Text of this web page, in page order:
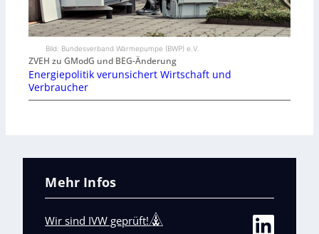
Bild: Bundesverband Wärmepumpe (BWP) e.V.
ZVEH zu GModG und BEG-Änderung
Energiepolitik verunsichert Wirtschaft und
Verbraucher
Mehr Infos
Wir sind IVW geprüft!